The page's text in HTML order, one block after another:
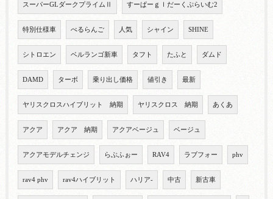
スーパーGLダークプライムⅡ すーぱーｇｌだーくぷらいむ2
特別仕様車 べるらんご 人気 シャイン SHINE
シトロエン ベルランゴ新車 タフト たふと ダムド
DAMD ターボ 乗り出し価格 値引き 最新
ヤリスクロスハイブリット 納期 ヤリスクロス 納期 あくあ
アクア アクア 納期 アクアベージュ ベージュ
アクアモデルチェンジ らぶふぉー RAV4 ラブフォー phv
rav4 phv rav4ハイブリット ハリア- 中古 新古車